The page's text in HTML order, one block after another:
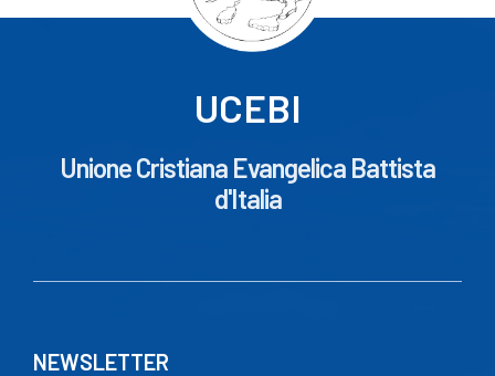
UCEBI
Unione Cristiana Evangelica Battista
d'Italia
NEWSLETTER